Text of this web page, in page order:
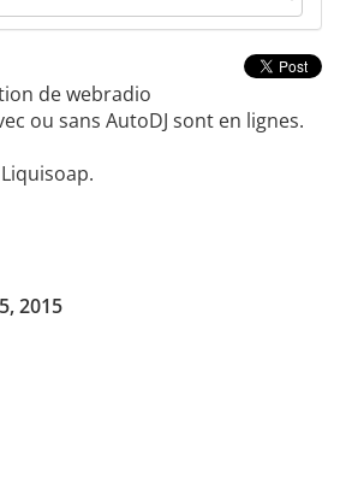
de webradio
ou sans AutoDJ sont en lignes.
2015